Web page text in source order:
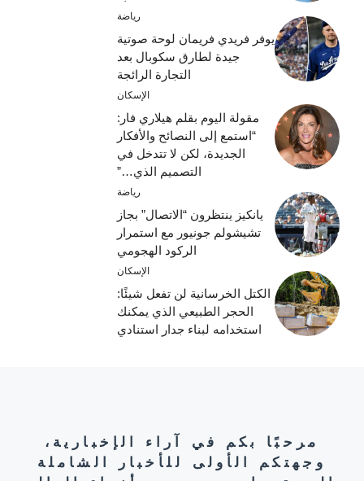
رياضة
يوفر فريدي فريمان لوحة صوتية
جيدة لطارق سكوبال بعد
التجارة الرائجة
الإسكان
مقولة اليوم بقلم هيلاري فار:
“استمع إلى النصائح والأفكار
الجديدة، لكن لا تتدخل في
التصميم الذي…”
رياضة
يانكيز ينتظرون “الاتصال” بجاز
تشيشولم جونيور مع استمرار
الركود الهجومي
الإسكان
الكتل الخرسانية لن تفعل شيئًا:
الحجر الطبيعي الذي يمكنك
استخدامه لبناء جدار استنادي
مرحبًا بكم في آراء الإخبارية،
وجهتكم الأولى للأخبار الشاملة